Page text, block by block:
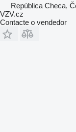
República Checa,
VZV.cz
Contacte o vendedor